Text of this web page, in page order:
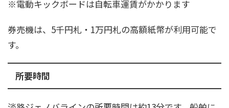
※電動キックボードは自転車運賃がかかります
券売機は、5千円札・1万円札の高額紙幣が利用可能で
す。
所要時間